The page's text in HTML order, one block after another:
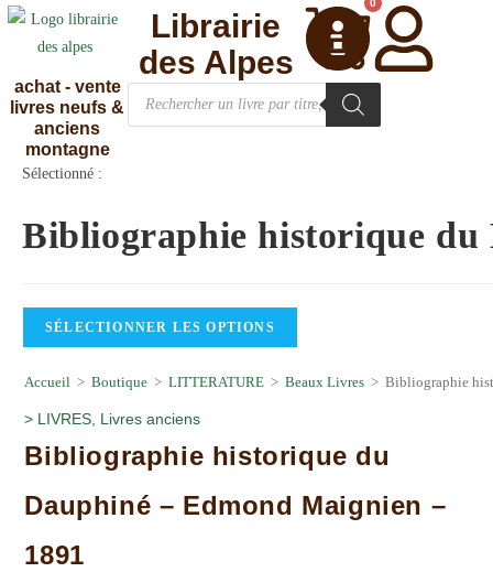
achat - vente
livres neufs &
anciens
montagne
0
Librairie
des Alpes
Sélectionné :
Bibliographie historique
SÉLECTIONNER LES OPTIONS
Accueil > Boutique > LITTERATURE > Beaux Livres > Bibliographie
> LIVRES, Livres anciens
Bibliographie historique du
Dauphiné – Edmond Maignien –
1891